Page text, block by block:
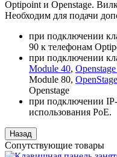
Optipoint и Openstage.
Необходим для подачи
при подключении
90 к телефонам
при подключении
Module 40,
Module 80,
Openstage
при подключении IP-
использования PoE.
Сопутствующие товары